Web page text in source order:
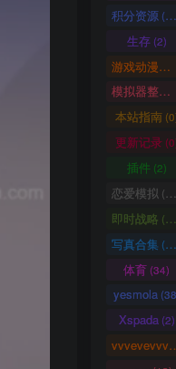
积分资源 (3246)
生存(2)
游戏动漫古装
模拟器整合
本站指南
更新记录
插件(2)
恋爱模拟 (101)
即时战略 (14)
写真合集 (370)
体育 (34)
yesmola
Xspada(2)